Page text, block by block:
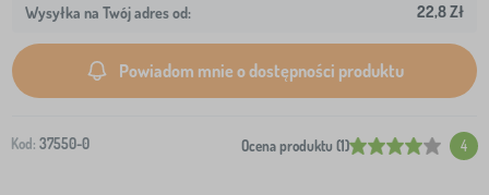
Wysyłka na Twój adres od: 22,8 Zł
Powiadom mnie o dostępności produktu
Kod: 37550-0 Ocena produktu (1) 4